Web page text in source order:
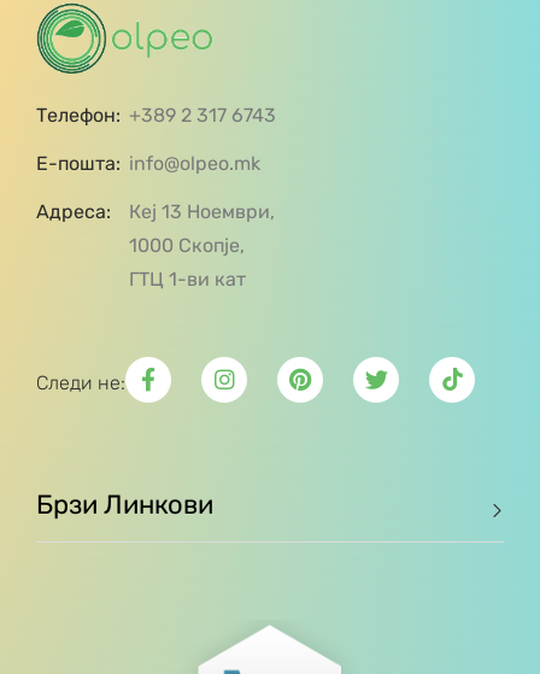
Телефон: +389 2 317 6743
Е-пошта: info@olpeo.mk
Адреса:
Кеј 13 Ноември,
1000 Скопје,
ГТЦ 1-ви кат
Следи не:
Брзи Линкови